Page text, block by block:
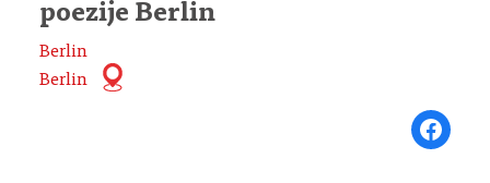
poezije Berlin
Berlin
Berlin
Share on